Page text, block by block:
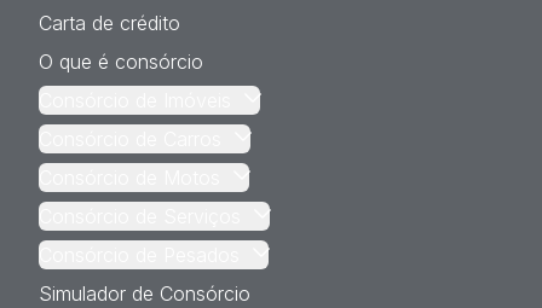
Carta de crédito
O que é consórcio
Simulador de Consórcio